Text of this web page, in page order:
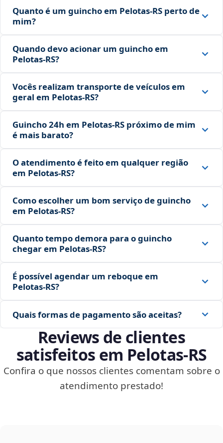
Quanto é um guincho em Pelotas‑RS perto de
mim?
Quando devo acionar um guincho em
Pelotas‑RS?
Vocês realizam transporte de veículos em
geral em Pelotas‑RS?
Guincho 24h em Pelotas‑RS próximo de mim
é mais barato?
O atendimento é feito em qualquer região
em Pelotas‑RS?
Como escolher um bom serviço de guincho
em Pelotas‑RS?
Quanto tempo demora para o guincho
chegar em Pelotas‑RS?
É possível agendar um reboque em
Pelotas‑RS?
Quais formas de pagamento são aceitas?
Reviews de clientes
satisfeitos em Pelotas‑RS
Confira o que nossos clientes comentam sobre o
atendimento prestado!